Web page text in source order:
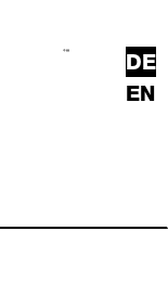
Hauptmenü
DE
EN